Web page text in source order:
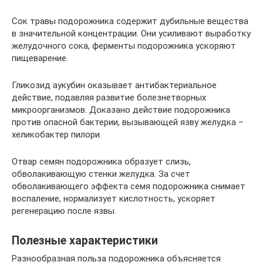
Сок травы подорожника содержит дубильные вещества
в значительной концентрации. Они усиливают выработку
желудочного сока, ферменты подорожника ускоряют
пищеварение.
Гликозид аукубин оказывает антибактериальное
действие, подавляя развитие болезнетворных
микроорганизмов. Доказано действие подорожника
против опасной бактерии, вызывающей язву желудка –
хеликобактер пилори.
Отвар семян подорожника образует слизь,
обволакивающую стенки желудка. За счет
обволакивающего эффекта семя подорожника снимает
воспаление, нормализует кислотность, ускоряет
регенерацию после язвы.
Полезные характеристики
Разнообразная польза подорожника объясняется